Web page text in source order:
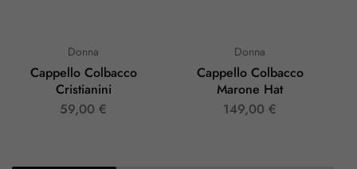
Donna
Cappello Colbacco
Cristianini
59,00 €
Donna
Cappello Colbacco
Marone Hat
149,00 €